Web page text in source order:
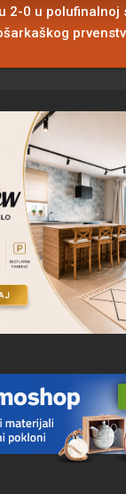
2-0 u polufinalnoj